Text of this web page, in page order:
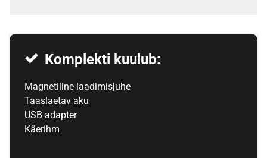
Komplekti kuulub:
Magnetiline laadimisjuhe
Taaslaetav aku
USB adapter
Käerihm